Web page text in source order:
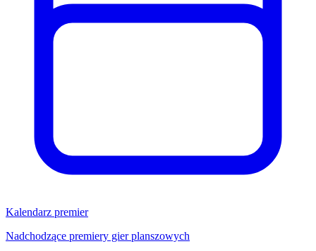
Kalendarz premier
Nadchodzące premiery gier planszowych